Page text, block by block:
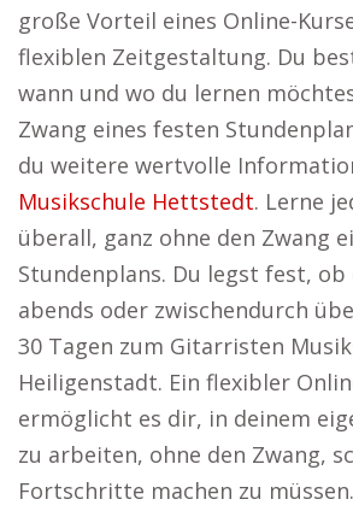
große Vorteil eines Online-
flexiblen Zeitgestaltung. Du
wann und wo du lernen
Zwang eines festen
du weitere wertvolle
Musikschule Hettstedt. Lerne
überall, ganz ohne den Zwang
Stundenplans. Du legst fest,
abends oder zwischendurch
30 Tagen zum Gitarristen
Heiligenstadt. Ein flexibler
ermöglicht es dir, in deinem
zu arbeiten, ohne den Zwang,
Fortschritte machen zu